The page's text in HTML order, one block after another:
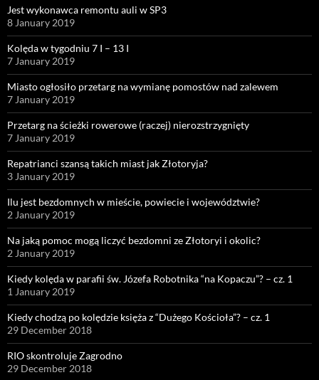
Jest wykonawca remontu auli w SP3
8 January 2019
Kolęda w tygodniu 7 I – 13 I
7 January 2019
Miasto ogłosiło przetarg na wymianę pomostów nad zalewem
7 January 2019
Przetarg na ścieżki rowerowe (raczej) nierozstrzygnięty
7 January 2019
Repatrianci szansą takich miast jak Złotoryja?
3 January 2019
Ilu jest bezdomnych w mieście, powiecie i województwie?
2 January 2019
Na jaką pomoc mogą liczyć bezdomni ze Złotoryi i okolic?
2 January 2019
Kiedy kolęda w parafii św. Józefa Robotnika “na Kopaczu”? – cz. 1
1 January 2019
Kiedy chodzą po kolędzie księża z “Dużego Kościoła”? – cz. 1
29 December 2018
RIO skontroluje Zagrodno
29 December 2018